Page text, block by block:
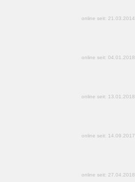
online seit: 21.03.2014
online seit: 04.01.2018
online seit: 13.01.2018
online seit: 14.09.2017
online seit: 27.04.2018